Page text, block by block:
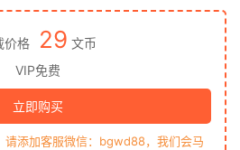
价格 29 文币
VIP免费
立即购买
请添加客服微信：bgwd88，我们会马